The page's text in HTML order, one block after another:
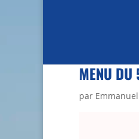
MENU
par